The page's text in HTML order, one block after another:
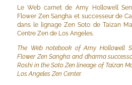
Le Web carnet de Amy Hollowell
Flower Zen Sangha et successeur de
dans le lignage Zen Soto de Taizan
Centre Zen de Los Angeles.
The Web notebook of Amy Hollowell
Flower Zen Sangha and dharma
Roshi in the Soto Zen lineage of Taizan
Los Angeles Zen Center.